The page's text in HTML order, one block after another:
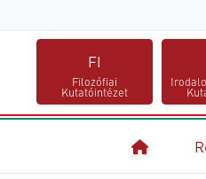
FI
Filozófiai
Kutatóintézet